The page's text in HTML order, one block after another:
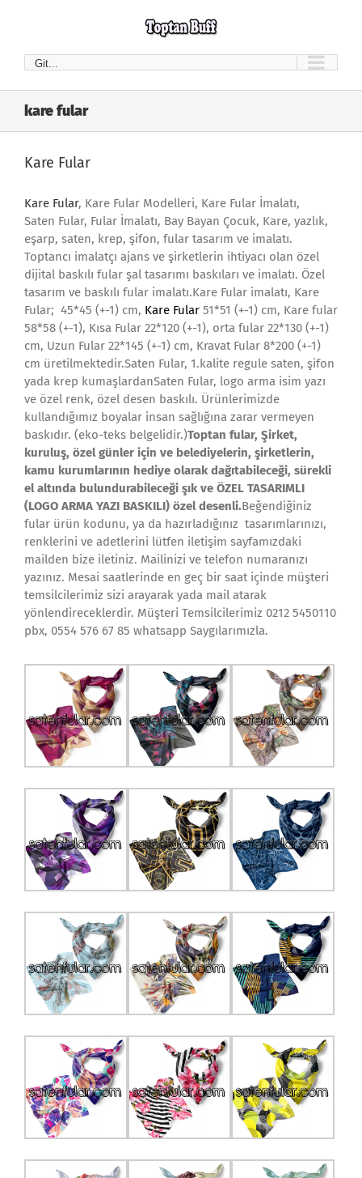
Git...
kare fular
Kare Fular
Kare Fular, Kare Fular Modelleri, Kare Fular İmalatı,
Saten Fular, Fular İmalatı, Bay Bayan Çocuk, Kare, yazlık,
eşarp, saten, krep, şifon, fular tasarım ve imalatı.
Toptancı imalatçı ajans ve şirketlerin ihtiyacı olan özel
dijital baskılı fular şal tasarımı baskıları ve imalatı. Özel
tasarım ve baskılı fular imalatı.Kare Fular imalatı, Kare
Fular; 45*45 (+-1) cm, Kare Fular 51*51 (+-1) cm, Kare fular
58*58 (+-1), Kısa Fular 22*120 (+-1), orta fular 22*130 (+-1)
cm, Uzun Fular 22*145 (+-1) cm, Kravat Fular 8*200 (+-1)
cm üretilmektedir.Saten Fular, 1.kalite regule saten, şifon
yada krep kumaşlardanSaten Fular, logo arma isim yazı
ve özel renk, özel desen baskılı. Ürünlerimizde
kullandığımız boyalar insan sağlığına zarar vermeyen
baskıdır. (eko-teks belgelidir.)Toptan fular, Şirket,
kuruluş, özel günler için ve belediyelerin, şirketlerin,
kamu kurumlarının hediye olarak dağıtabileceği, sürekli
el altında bulundurabileceği şık ve ÖZEL TASARIMLI
(LOGO ARMA YAZI BASKILI) özel desenli.Beğendiğiniz
fular ürün kodunu, ya da hazırladığınız tasarımlarınızı,
renklerini ve adetlerini lütfen iletişim sayfamızdaki
mailden bize iletiniz. Mailinizi ve telefon numaranızı
yazınız. Mesai saatlerinde en geç bir saat içinde müşteri
temsilcilerimiz sizi arayarak yada mail atarak
yönlendireceklerdir. Müşteri Temsilcilerimiz 0212 5450110
pbx, 0554 576 67 85 whatsapp Saygılarımızla.